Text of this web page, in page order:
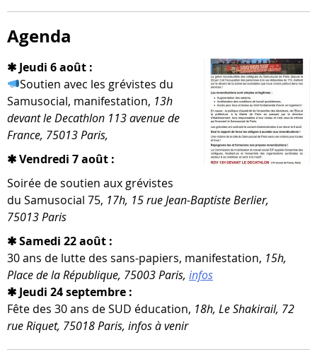
Agenda
✱ Jeudi 6 août :
Soutien avec les gré­vistes du
Samusocial, mani­fes­ta­tion, 13h
devant le Decathlon 113 ave­nue de
France, 75013 Paris,
✱ Vendredi 7 août :
Soirée de sou­tien aux gré­vistes
du Samusocial 75, 17h, 15 rue Jean-​Baptiste Berlier,
75013 Paris
✱ Samedi 22 août :
30 ans de lutte des sans-​papiers, mani­fes­ta­tion, 15h,
Place de la République, 75003 Paris, infos
✱ Jeudi 24 septembre :
Fête des 30 ans de SUD édu­ca­tion, 18h, Le Shakirail, 72
rue Riquet, 75018 Paris, infos à venir